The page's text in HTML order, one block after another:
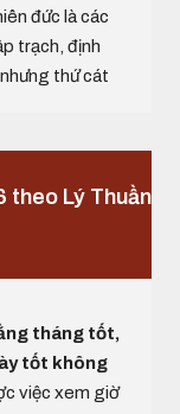
đức là các
trạch, định
thứ cát
theo Lý Thuần
tháng tốt,
tốt không
việc xem giờ